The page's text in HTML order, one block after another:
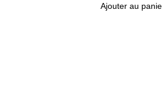
Ajouter au